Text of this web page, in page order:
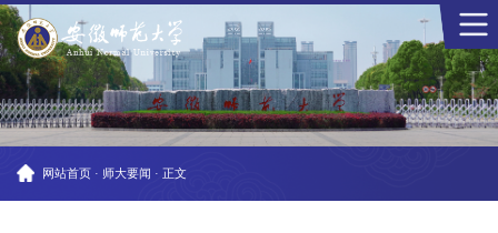
网站首页 · 师大要闻 · 正文